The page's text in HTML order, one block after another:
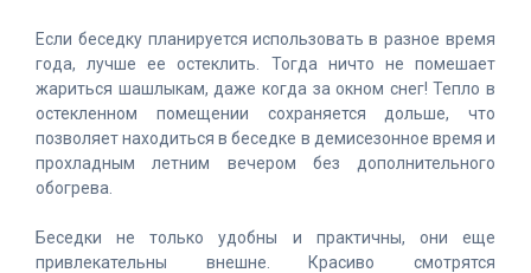
Если беседку планируется использовать в разное время
года, лучше ее остеклить. Тогда ничто не помешает
жариться шашлыкам, даже когда за окном снег! Тепло в
остекленном помещении сохраняется дольше, что
позволяет находиться в беседке в демисезонное время и
прохладным летним вечером без дополнительного
обогрева.
Беседки не только удобны и практичны, они еще
привлекательны внешне. Красиво смотрятся